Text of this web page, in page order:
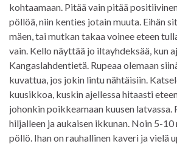
kohtaamaan. Pitää vain pitää
pöllöä, niin kenties jotain muuta. Eihän
mäen, tai mutkan takaa voinee eteen
vain. Kello näyttää jo iltayhdeksää, kun
Kangaslahdentietä. Rupeaa olemaan
kuvattua, jos jokin lintu nähtäisiin.
kuusikkoa, kuskin ajellessa hitaasti
johonkin poikkeamaan kuusen latvassa.
hiljalleen ja aukaisen ikkunan. Noin 5-10
pöllö. Ihan on rauhallinen kaveri ja vielä